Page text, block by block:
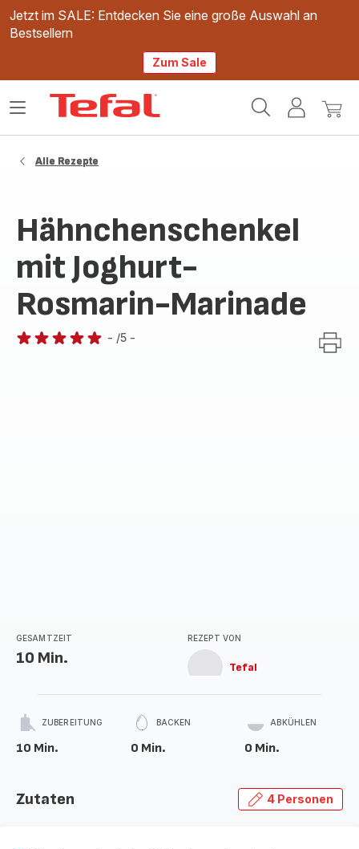
Jetzt im SALE: Entdecken Sie eine große Auswahl an
Bestsellern
Zum Sale
Mein
Mein
Das
Alle Rezepte
Hähnchenschenkel
mit Joghurt-
Rosmarin-Marinade
- /5 -
GESAMTZEIT
10 Min.
REZEPT VON
Tefal
ZUBEREITUNG
10 Min.
BACKEN
0 Min.
ABKÜHLEN
0 Min.
Zutaten 4 Personen